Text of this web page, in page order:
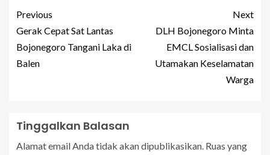
Previous
Gerak Cepat Sat Lantas
Bojonegoro Tangani Laka di
Balen
Next
DLH Bojonegoro Minta
EMCL Sosialisasi dan
Utamakan Keselamatan
Warga
Tinggalkan Balasan
Alamat email Anda tidak akan dipublikasikan. Ruas yang